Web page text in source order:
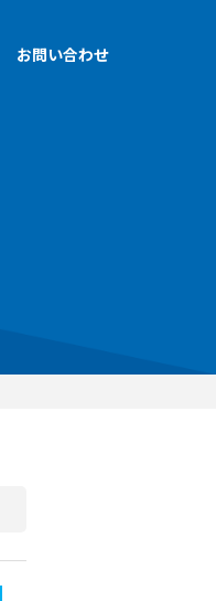
お問い合わせ